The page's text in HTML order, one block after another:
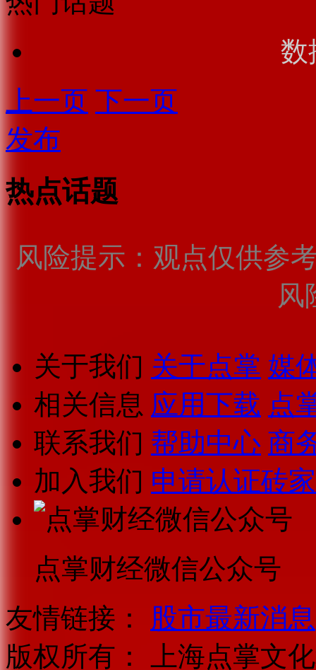
数
上一页 下一页
发布
热点话题
风险提示：观点仅供参
风
关于我们 关于点掌 媒
相关信息 应用下载 点
联系我们 帮助中心 商
加入我们 申请认证砖家
点掌财经微信公众号
友情链接：
股市最新消息
版权所有：
上海点掌文